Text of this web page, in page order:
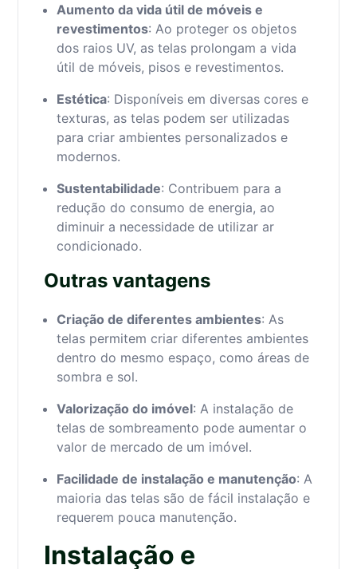
Aumento da vida útil de móveis e
revestimentos: Ao proteger os objetos
dos raios UV, as telas prolongam a vida
útil de móveis, pisos e revestimentos.
Estética: Disponíveis em diversas cores e
texturas, as telas podem ser utilizadas
para criar ambientes personalizados e
modernos.
Sustentabilidade: Contribuem para a
redução do consumo de energia, ao
diminuir a necessidade de utilizar ar
condicionado.
Outras vantagens
Criação de diferentes ambientes: As
telas permitem criar diferentes ambientes
dentro do mesmo espaço, como áreas de
sombra e sol.
Valorização do imóvel: A instalação de
telas de sombreamento pode aumentar o
valor de mercado de um imóvel.
Facilidade de instalação e manutenção: A
maioria das telas são de fácil instalação e
requerem pouca manutenção.
Instalação e